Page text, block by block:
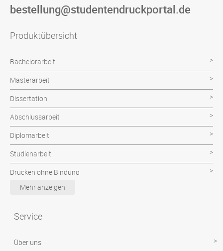
bestellung@studentendruckportal.de
Produktübersicht
Bachelorarbeit
Masterarbeit
Dissertation
Abschlussarbeit
Diplomarbeit
Studienarbeit
Drucken ohne Bindung
Poster & CAD Plot
Hausarbeit
Mehr anzeigen
Service
Über uns